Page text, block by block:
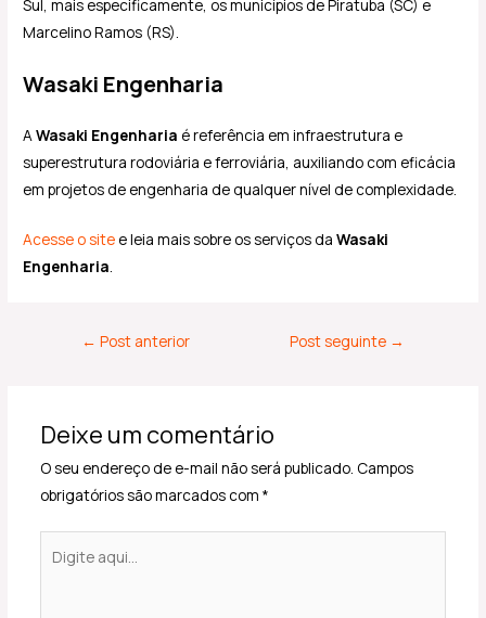
Sul, mais especificamente, os municípios de Piratuba (SC) e
Marcelino Ramos (RS).
Wasaki Engenharia
AWasaki Engenharia é referência em infraestrutura e
superestrutura rodoviária e ferroviária, auxiliando com eficácia
em projetos de engenharia de qualquer nível de complexidade.
Acesse o site e leia mais sobre os serviços daWasaki
Engenharia.
← Post anterior Post seguinte →
Deixe um comentário
O seu endereço de e-mail não será publicado. Campos
obrigatórios são marcados com *
aqui...